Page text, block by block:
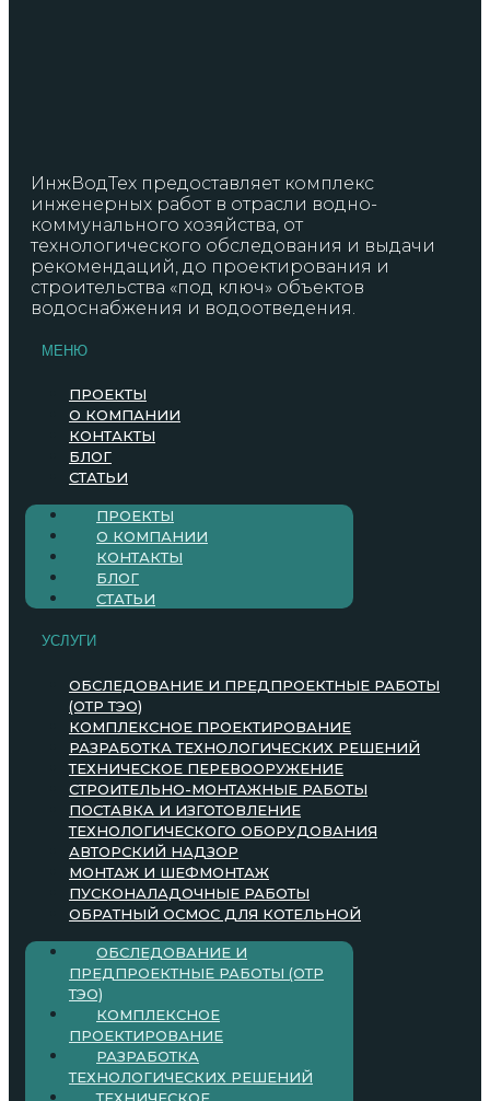
ИнжВодТех предоставляет комплекс
инженерных работ в отрасли водно-
коммунального хозяйства, от
технологического обследования и выдачи
рекомендаций, до проектирования и
строительства «под ключ» объектов
водоснабжения и водоотведения.
МЕНЮ
ПРОЕКТЫ
О КОМПАНИИ
КОНТАКТЫ
БЛОГ
СТАТЬИ
ПРОЕКТЫ
О КОМПАНИИ
КОНТАКТЫ
БЛОГ
СТАТЬИ
УСЛУГИ
ОБСЛЕДОВАНИЕ И ПРЕДПРОЕКТНЫЕ РАБОТЫ
(ОТР ТЭО)
КОМПЛЕКСНОЕ ПРОЕКТИРОВАНИЕ
РАЗРАБОТКА ТЕХНОЛОГИЧЕСКИХ РЕШЕНИЙ
ТЕХНИЧЕСКОЕ ПЕРЕВООРУЖЕНИЕ
СТРОИТЕЛЬНО-МОНТАЖНЫЕ РАБОТЫ
ПОСТАВКА И ИЗГОТОВЛЕНИЕ
ТЕХНОЛОГИЧЕСКОГО ОБОРУДОВАНИЯ
АВТОРСКИЙ НАДЗОР
МОНТАЖ И ШЕФМОНТАЖ
ПУСКОНАЛАДОЧНЫЕ РАБОТЫ
ОБРАТНЫЙ ОСМОС ДЛЯ КОТЕЛЬНОЙ
ОБСЛЕДОВАНИЕ И
ПРЕДПРОЕКТНЫЕ РАБОТЫ (ОТР
ТЭО)
КОМПЛЕКСНОЕ
ПРОЕКТИРОВАНИЕ
РАЗРАБОТКА
ТЕХНОЛОГИЧЕСКИХ РЕШЕНИЙ
ТЕХНИЧЕСКОЕ